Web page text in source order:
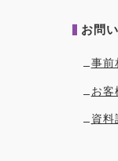
お問
事前
お
資料